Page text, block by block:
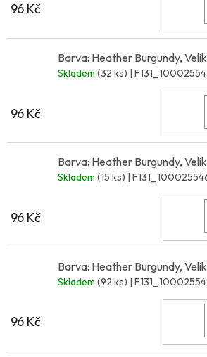
96 Kč
Barva: Heather Burgundy,
Skladem (32 ks) |
96 Kč
Barva: Heather Burgundy,
Skladem (15 ks) |
96 Kč
Barva: Heather Burgundy,
Skladem (92 ks) |
96 Kč